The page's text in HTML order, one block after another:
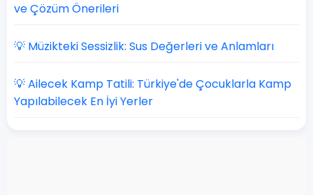
ve Çözüm Önerileri
💡 Müzikteki Sessizlik: Sus Değerleri ve Anlamları
💡 Ailecek Kamp Tatili: Türkiye'de Çocuklarla Kamp
Yapılabilecek En İyi Yerler